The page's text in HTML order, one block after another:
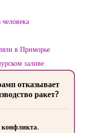
в Приморье
заливе
отказывает
ракет?
конфликта.